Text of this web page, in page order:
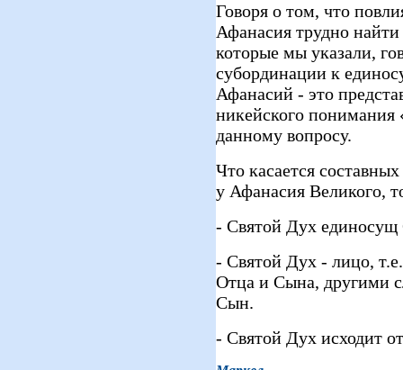
Говоря о том, что
Афанасия трудно
которые мы указали,
субординации к
Афанасий - это
никейского понимания
данному вопросу.
Что касается
у Афанасия Великого,
- Святой Дух
- Святой Дух - лицо,
Отца и Сына, другими
Сын.
- Святой Дух исходит